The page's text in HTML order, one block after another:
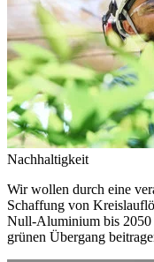
Nachhaltigkeit
Wir wollen durch eine
Schaffung von
Null-Aluminium bis 2050
grünen Übergang